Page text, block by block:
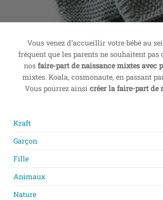
Vous venez d’accueillir votre bébé au
fréquent que les parents ne souhaitent
nosfaire-part de naissance mixtes avec
mixtes. Koala, cosmonaute, en passant
Vous pourrez ainsi créer la faire-part de
Kraft
Garçon
Fille
Animaux
Nature